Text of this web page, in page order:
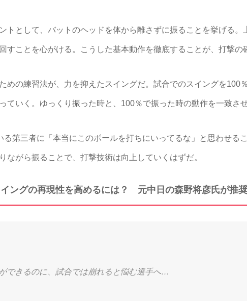
として、バットのヘッドを体から離さずに振ることを挙げる。
すことを心がける。こうした基本動作を徹底することが、打撃の
めの練習法が、力を抑えたスイングだ。試合でのスイングを100
ていく。ゆっくり振った時と、100％で振った時の動作を一致さ
る第三者に「本当にこのボールを打ちにいってるな」と思わせる
ながら振ることで、打撃技術は向上していくはずだ。
イングの再現性を高めるには？ 元中日の森野将彦氏が推奨
できるのに、試合では崩れると悩む選手へ…